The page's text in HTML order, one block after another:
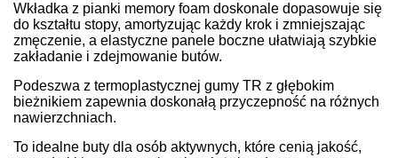
Wkładka z pianki memory foam doskonale dopasowuje się
do kształtu stopy, amortyzując każdy krok i zmniejszając
zmęczenie, a elastyczne panele boczne ułatwiają szybkie
zakładanie i zdejmowanie butów.
Podeszwa z termoplastycznej gumy TR z głębokim
bieżnikiem zapewnia doskonałą przyczepność na różnych
nawierzchniach.
To idealne buty dla osób aktywnych, które cenią jakość,